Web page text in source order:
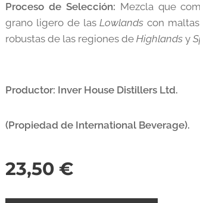
Proceso de Selección: Mezcla que
grano ligero de lasLowlands con
robustas de las regiones deHighlands y
Productor: Inver House Distillers Ltd.
(Propiedad de International Beverage).
23,50 €